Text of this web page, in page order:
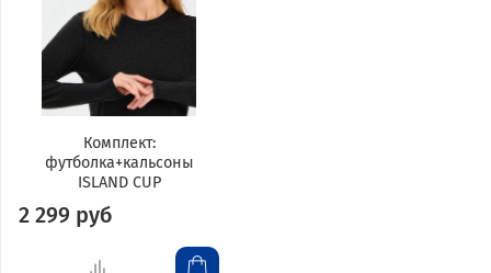
Комплект:
футболка+кальсоны
ISLAND CUP
2 299 руб